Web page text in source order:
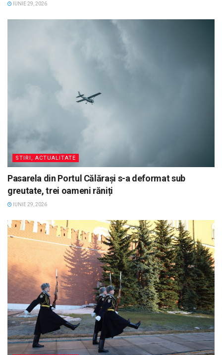
IUNIE 29, 2026
STIRI, ACTUALITATE
Pasarela din Portul Călărași s-a deformat sub
greutate, trei oameni răniți
IUNIE 29, 2026